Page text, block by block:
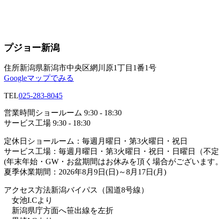
プジョー新潟
住所新潟県新潟市中央区網川原1丁目1番1号
Googleマップでみる
TEL025-283-8045
営業時間 ショールーム 9:30 - 18:30
サービス工場 9:30 - 18:30
定休日 ショールーム：毎週月曜日・第3火曜日・祝日
サービス工場：毎週月曜日・第3火曜日・祝日・日曜日（不定
(年末年始・GW・お盆期間はお休みを頂く場合がございます
夏季休業期間：2026年8月9日(日)～8月17日(月)
アクセス方法新潟バイパス（国道8号線）
女池I.Cより
新潟県庁方面へ笹出線を左折